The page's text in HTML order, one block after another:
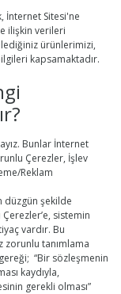
İnternet Sitesi'ne
ilişkin verileri
ürünlerimizi,
kapsamaktadır.
Bunlar İnternet
Çerezler, İşlev
Reklam
düzgün şekilde
sistemin
vardır. Bu
zorunlu tanımlama
“Bir sözleşmenin
kaydıyla,
gerekli olması”